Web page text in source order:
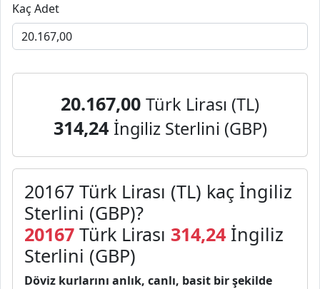
Kaç Adet
20.167,00 Türk Lirası (TL)
314,24 İngiliz Sterlini (GBP)
20167 Türk Lirası (TL) kaç İngiliz
Sterlini (GBP)?
20167 Türk Lirası 314,24 İngiliz
Sterlini (GBP)
Döviz kurlarını anlık, canlı, basit bir şekilde